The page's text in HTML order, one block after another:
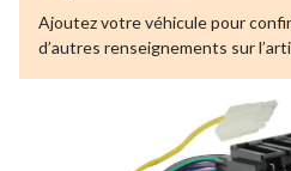
Ajoutez votre véhicule pour
d’autres renseignements sur